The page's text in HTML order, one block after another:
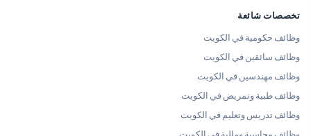
تخصصات شائعة
وظائف حكومية في الكويت
وظائف سائقين في الكويت
وظائف مهندسين في الكويت
وظائف طبية وتمريض في الكويت
وظائف تدريس وتعليم في الكويت
وظائف محاسبة ومالية في الكويت